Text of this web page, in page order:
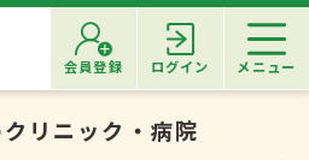
会員登録 ログイン メニュー
クリニック・病院